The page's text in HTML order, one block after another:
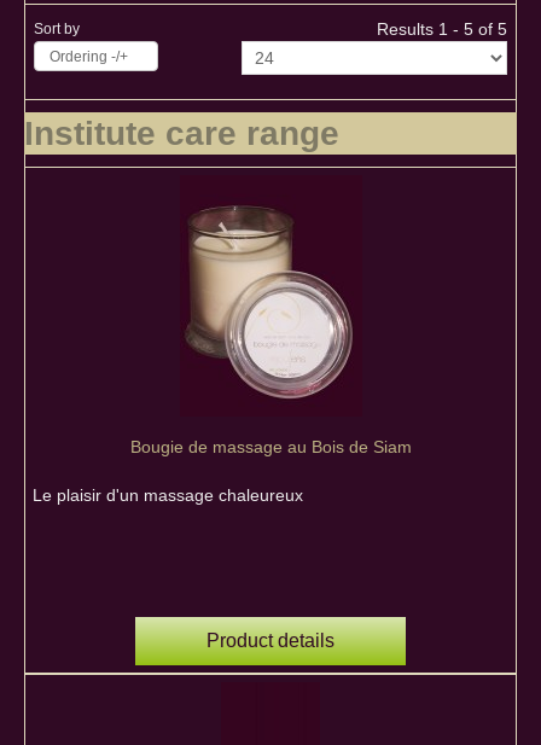
Sort by
Ordering -/+
Results 1 - 5 of 5
Institute care range
Bougie de massage au Bois de Siam
Le plaisir d'un massage chaleureux
Product details